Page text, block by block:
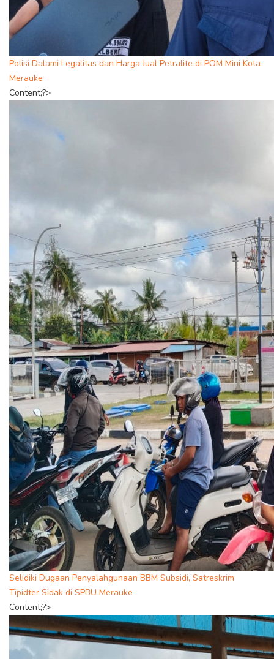
Polisi Dalami Legalitas dan Harga Jual Petralite di POM Mini Kota
Merauke
Content;?>
Selidiki Dugaan Penyalahgunaan BBM Subsidi, Satreskrim
Tipidter Sidak di SPBU Merauke
Content;?>